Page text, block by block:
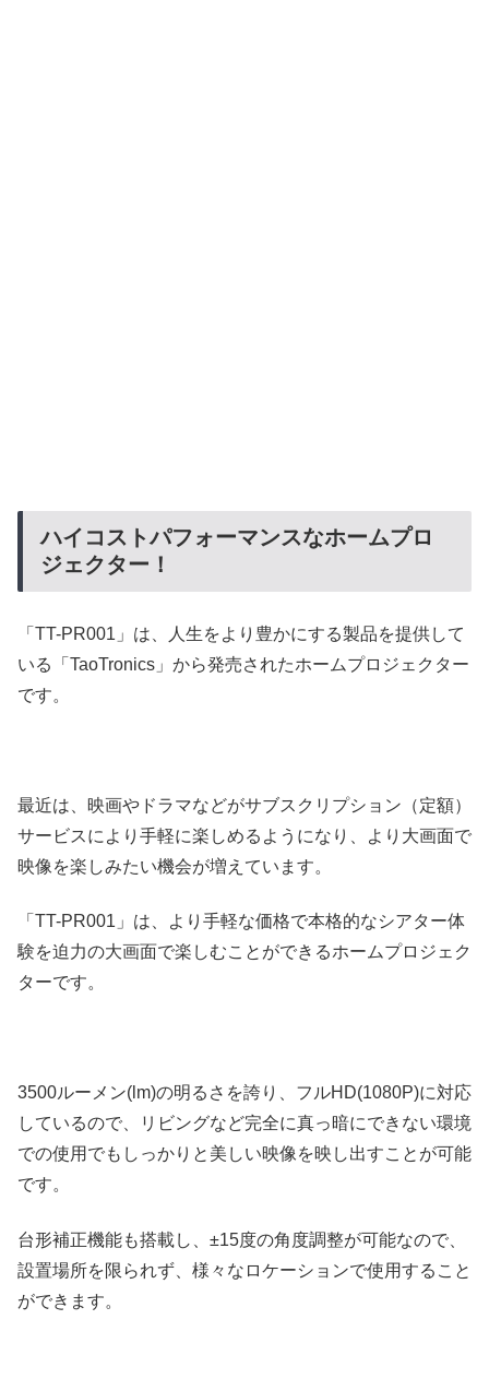
ハイコストパフォーマンスなホームプロ
ジェクター！
「TT-PR001」は、人生をより豊かにする製品を提供して
いる「TaoTronics」から発売されたホームプロジェクター
です。
最近は、映画やドラマなどがサブスクリプション（定額）
サービスにより手軽に楽しめるようになり、より大画面で
映像を楽しみたい機会が増えています。
「TT-PR001」は、より手軽な価格で本格的なシアター体
験を迫力の大画面で楽しむことができるホームプロジェク
ターです。
3500ルーメン(lm)の明るさを誇り、フルHD(1080P)に対応
しているので、リビングなど完全に真っ暗にできない環境
での使用でもしっかりと美しい映像を映し出すことが可能
です。
台形補正機能も搭載し、±15度の角度調整が可能なので、
設置場所を限られず、様々なロケーションで使用すること
ができます。